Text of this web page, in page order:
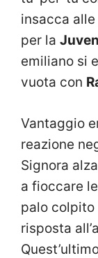
insacca
per la
emiliano si
vuota con
Vantaggio
reazione
Signora
a fioccare
palo colpito
risposta